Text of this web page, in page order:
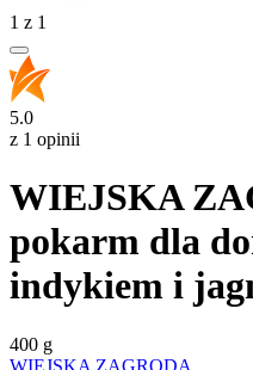
1 z 1
5.0
z 1 opinii
WIEJSKA
pokarm dla
indykiem i
400 g
WIEJSKA ZAGRODA